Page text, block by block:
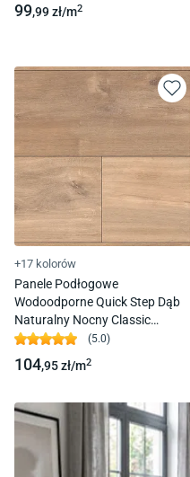
99,99zł/m2
+17 kolorów
Panele Podłogowe
Wodoodporne Quick Step Dąb
Naturalny Nocny Classic
Clm1487 Ac4 8Mm 4V-Fuga
(5.0)
104,95zł/m2